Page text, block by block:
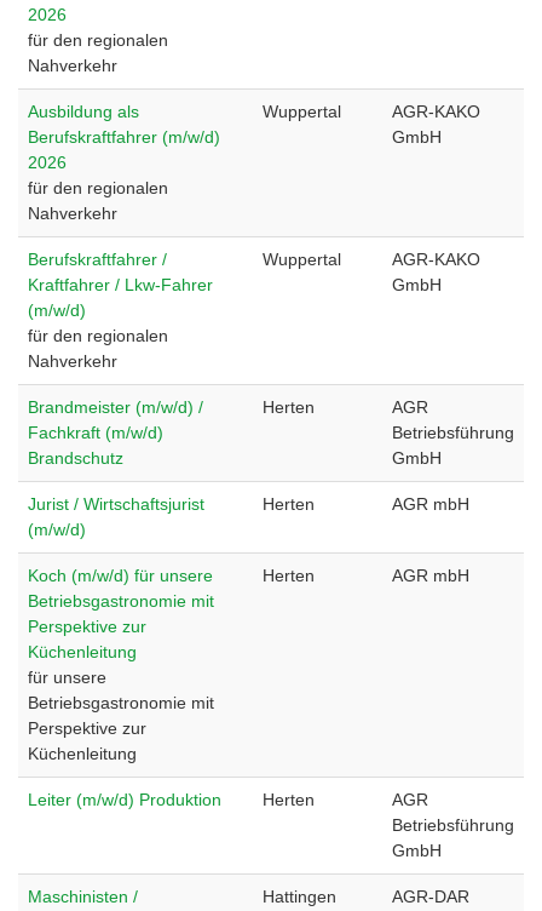
2026
für den regionalen
Nahverkehr
Ausbildung als
Berufskraftfahrer (m/w/d)
2026
für den regionalen
Nahverkehr
Wuppertal
AGR-KAKO
GmbH
Berufskraftfahrer /
Kraftfahrer / Lkw-Fahrer
(m/w/d)
für den regionalen
Nahverkehr
Wuppertal
AGR-KAKO
GmbH
Brandmeister (m/w/d) /
Fachkraft (m/w/d)
Brandschutz
Herten
AGR
Betriebsführung
GmbH
Jurist / Wirtschaftsjurist
(m/w/d)
Herten AGR mbH
Koch (m/w/d) für unsere
Betriebsgastronomie mit
Perspektive zur
Küchenleitung
für unsere
Betriebsgastronomie mit
Perspektive zur
Küchenleitung
Herten AGR mbH
Leiter (m/w/d) Produktion Herten
AGR
Betriebsführung
GmbH
Maschinisten /
Hattingen
AGR-DAR